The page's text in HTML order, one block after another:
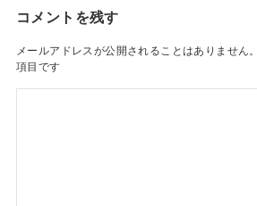
コメントを残す
メールアドレスが公開されることはありません。
項目です